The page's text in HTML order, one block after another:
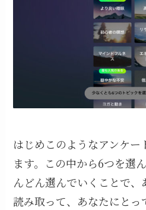
はじめこのようなアンケ
ます。この中から6つを選
んどん選んでいくことで
読み取って、あなたにとっ